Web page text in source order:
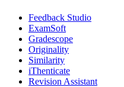
Feedback Studio
ExamSoft
Gradescope
Originality
Similarity
iThenticate
Revision Assistant